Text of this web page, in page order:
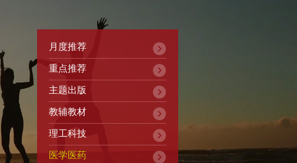
月度推荐
重点推荐
主题出版
教辅教材
理工科技
医学医药